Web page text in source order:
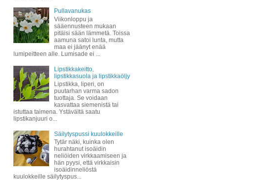
Pullavanukas
Viikonloppu ja
sääennusteen mukaan
pitäisi sään lämmetä. Toissa
aamuna satoi lunta, mutta
maa ei jäänyt enää
lumipeitteen alle. Lumisade ei ...
Lipstikkakeitto,
lipstikkasuola ja lipstikkaöljy
Lipstikka, liperi, on
puutarhan varma sadon
tuottaja. Se voidaan
kasvattaa siemenistä tai
istuttaa taimena. Ystävältä saatu
lipstikanjuuri o...
Säilytyspussi kuulokkeille
Tytär näki, kuinka olen
hurahtanut isoäidin
neliöiden virkkaamiseen ja
hän pyysi, että virkkaisin
isoäidinneliöstä
kuulokkeille säilytyspus...